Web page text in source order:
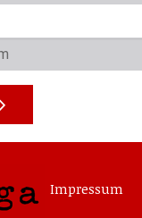
Impressum